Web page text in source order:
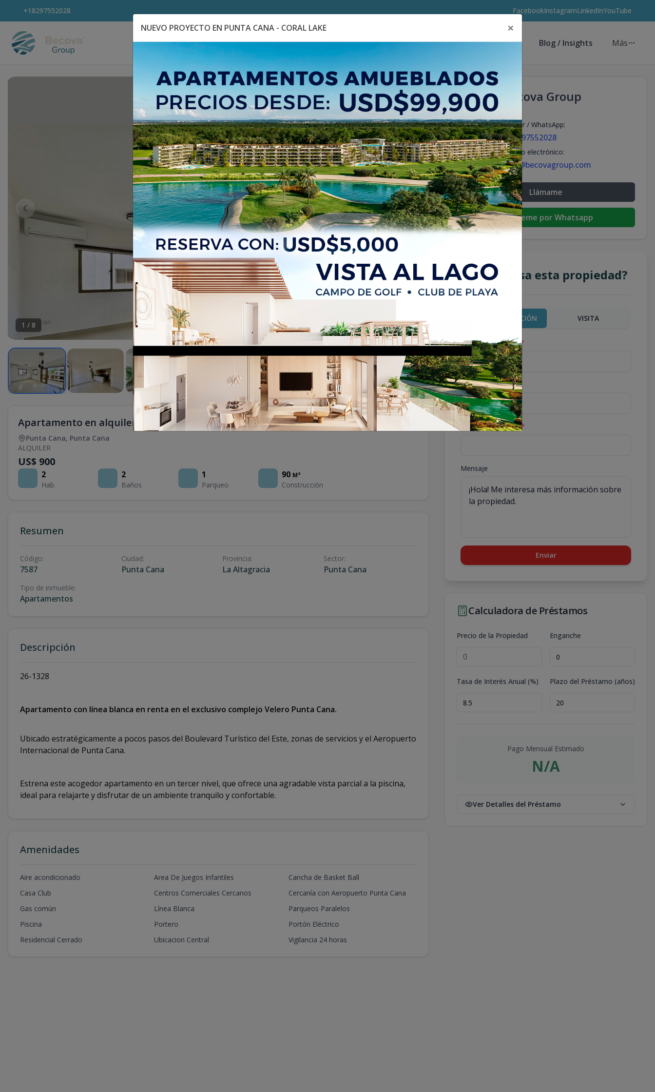
+18297552028 FacebookInstagramLinkedInYouTube
Explora Propiedades Catálogo de Proyectos Guía de inversión Asesores de Inversión Blog / Insights Más
1 / 8
Apartamento en alquiler en Punta Cana de dos habitaciones
Punta Cana, Punta Cana
ALQUILER
US$ 900
2
Hab.
2
Baños
1
Parqueo
90 M²
Construcción
Resumen
Código:
7587
Ciudad:
Punta Cana
Provincia:
La Altagracia
Sector:
Punta Cana
Tipo de inmueble:
Apartamentos
Descripción
26-1328
Apartamento con línea blanca en renta en el exclusivo complejo Velero Punta Cana.
Ubicado estratégicamente a pocos pasos del Boulevard Turístico del Este, zonas de servicios y el Aeropuerto
Internacional de Punta Cana.
Estrena este acogedor apartamento en un tercer nivel, que ofrece una agradable vista parcial a la piscina,
ideal para relajarte y disfrutar de un ambiente tranquilo y confortable.
Amenidades
Aire acondicionado Area De Juegos Infantiles
Cancha de Basket Ball
Casa Club
Centros Comerciales Cercanos
Cercanía con Aeropuerto Punta Cana
Gas común
Línea Blanca
Parqueos Paralelos
Piscina
Portero
Portón Eléctrico
Residencial Cerrado
Ubicacion Central Vigilancia 24 horas
Becova Group
Celular / WhatsApp:
+18297552028
Correo electrónico:
info@becovagroup.com
Llámame
Escribeme por Whatsapp
¿Te interesa esta propiedad?
MÁS INFORMACIÓN VISITA
Nombre completo*
Teléfono*
Correo Electrónico*
Mensaje
Enviar
Calculadora de Préstamos
Precio de la Propiedad Enganche
Tasa de Interés Anual (%) Plazo del Préstamo (años)
Pago Mensual Estimado
N/A
Ver Detalles del Préstamo
NUEVO PROYECTO EN PUNTA CANA - CORAL LAKE ×